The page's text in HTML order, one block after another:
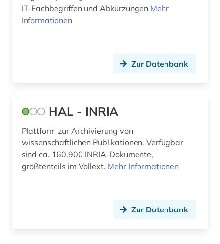
wörterbuch (7)
IT-Fachbegriffen und Abkürzungen Mehr
Informationen
Zur Datenbank
HAL - INRIA
Plattform zur Archivierung von
wissenschaftlichen Publikationen. Verfügbar
sind ca. 160.900 INRIA-Dokumente,
größtenteils im Vollext. Mehr Informationen
Zur Datenbank